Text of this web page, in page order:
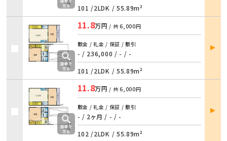
101 /2LDK / 55.89m²
11.8万円 / 共6,000円
敷金 / 礼金 / 保証 / 敷引
- / 236,000 / - / -
101 /2LDK / 55.89m²
部屋
詳細
11.8万円 / 共6,000円
敷金 / 礼金 / 保証 / 敷引
- / 2ヶ月 / - / -
102 /2LDK / 55.89m²
部屋
詳細